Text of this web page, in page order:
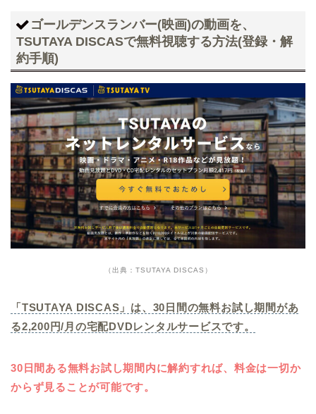
ゴールデンスランバー(映画)の動画を、
TSUTAYA DISCASで無料視聴する方法(登録・解
約手順)
（出典：TSUTAYA DISCAS）
「TSUTAYA DISCAS」は、30日間の無料お試し期間があ
る2,200円/月の宅配DVDレンタルサービスです。
30日間ある無料お試し期間内に解約すれば、料金は一切か
からず見ることが可能です。